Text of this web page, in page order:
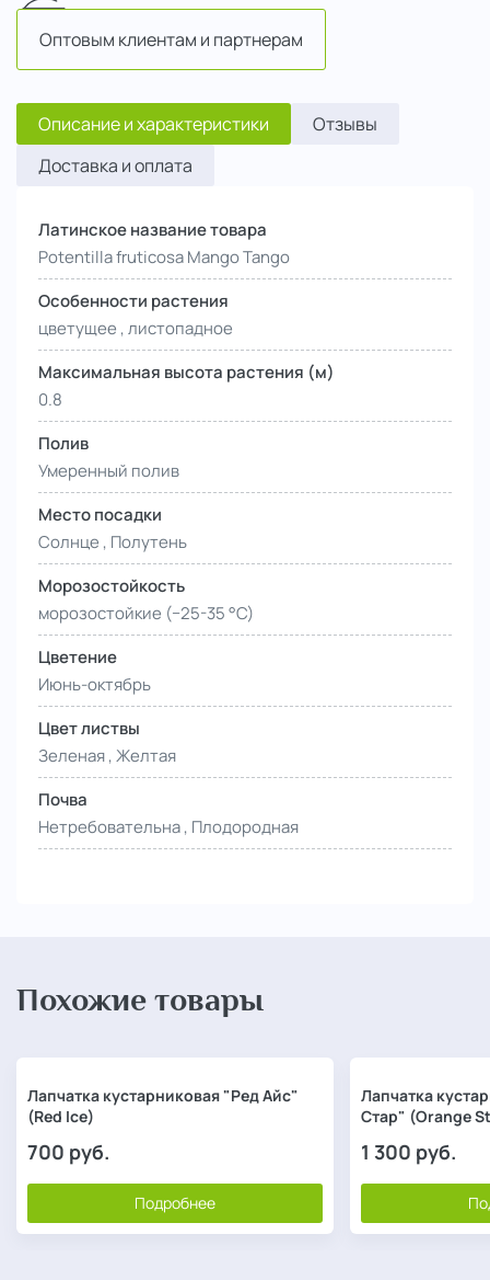
Оптовым клиентам и партнерам
Описание и характеристики
Отзывы
Доставка и оплата
Латинское название товара
Potentilla fruticosa Mango Tango
Особенности растения
цветущее , листопадное
Максимальная высота растения (м)
0.8
Полив
Умеренный полив
Место посадки
Солнце , Полутень
Морозостойкость
морозостойкие (−25-35 °С)
Цветение
Июнь-октябрь
Цвет листвы
Зеленая , Желтая
Почва
Нетребовательна , Плодородная
Похожие товары
Лапчатка кустарниковая "Ред Айс"
(Red Ice)
700 руб.
Подробнее
Лапчатка
Стар" (Orange
1 300 руб.